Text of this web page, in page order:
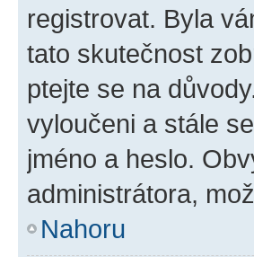
registrovat. Byla
tato skutečnost
ptejte se na
vyloučeni a stále
jméno a heslo.
administrátora,
Nahoru